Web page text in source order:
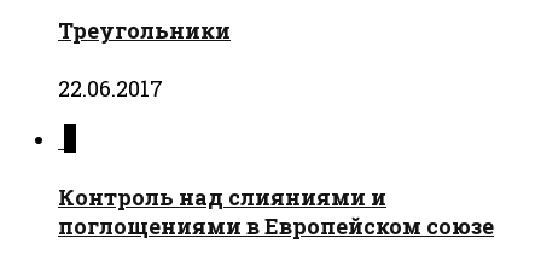
Треугольники
22.06.2017
Контроль над слияниями и
поглощениями в Европейском союзе